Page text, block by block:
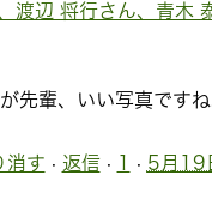
渡辺 将行さん、青木
先輩、いい写真ですね
消す · 返信· 1 · 5月19